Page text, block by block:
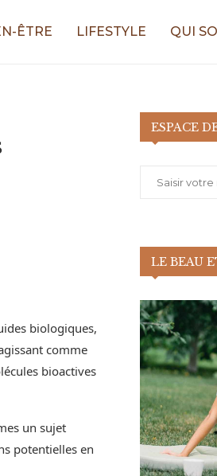
ÊTRE LIFESTYLE QUI
biologiques,
comme
bioactives
un sujet
potentielles en
ESPACE
LE BEAU